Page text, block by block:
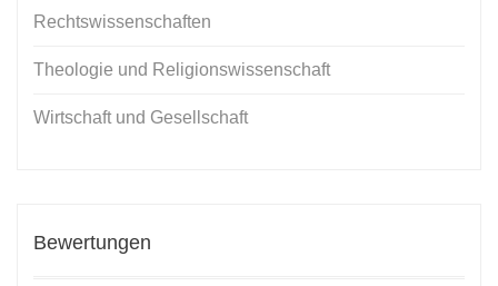
Rechtswissenschaften
Theologie und Religionswissenschaft
Wirtschaft und Gesellschaft
Bewertungen